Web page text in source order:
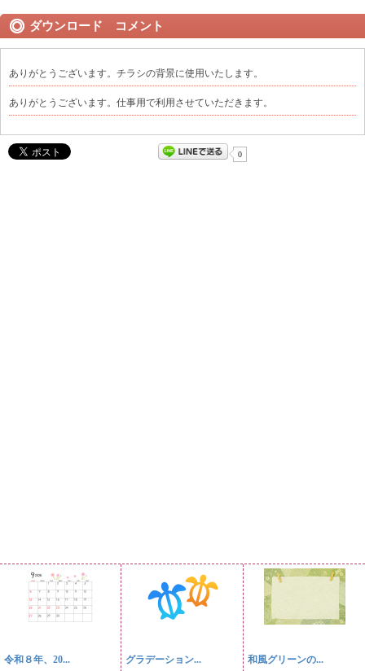
ダウンロード コメント
ありがとうございます。チラシの背景に使用いたします。
ありがとうございます。仕事用で利用させていただきます。
0
令和８年、20... グラデーション... 和風グリーンの...